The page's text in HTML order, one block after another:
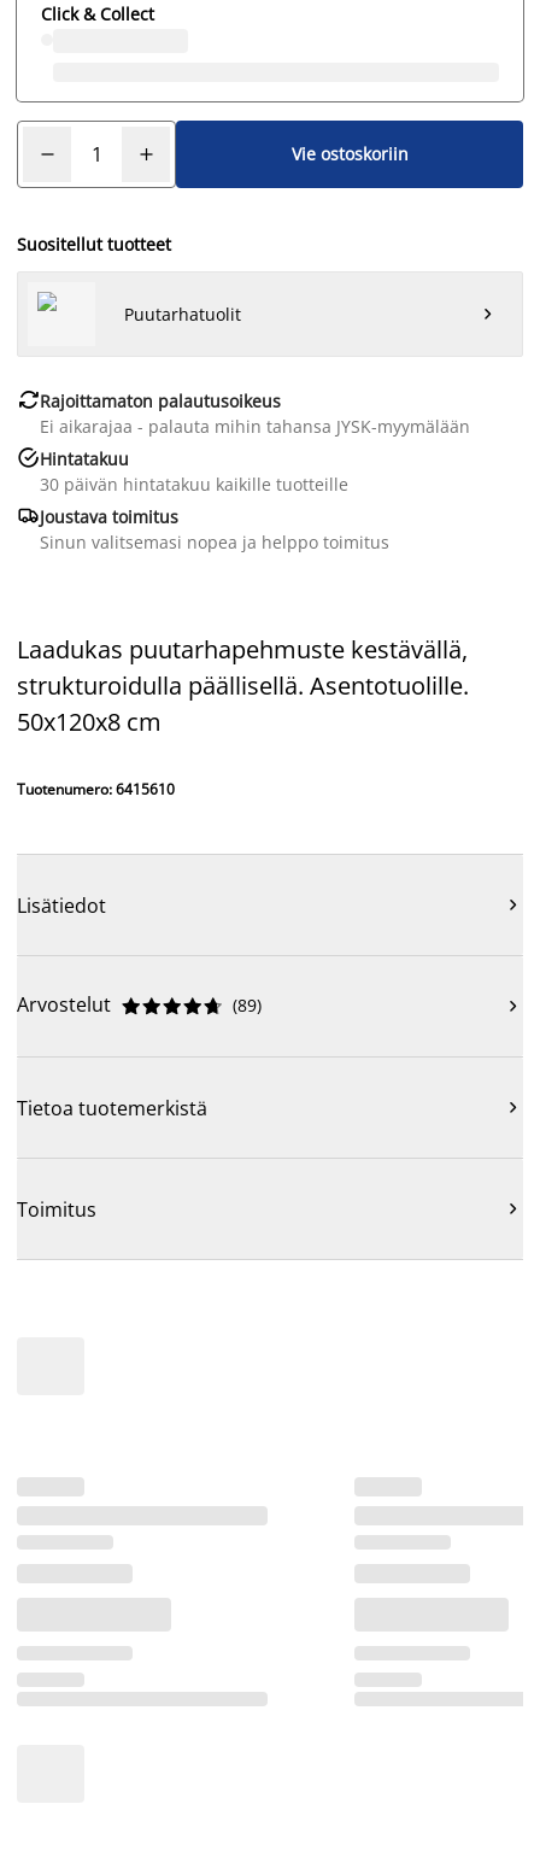
Click & Collect
Vie ostoskoriin
Suositellut tuotteet
Puutarhatuolit 
Rajoittamaton palautusoikeus
Ei aikarajaa - palauta mihin tahansa JYSK-myymälään
Hintatakuu
30 päivän hintatakuu kaikille tuotteille
Joustava toimitus
Sinun valitsemasi nopea ja helppo toimitus
Laadukas puutarhapehmuste kestävällä,
strukturoidulla päällisellä. Asentotuolille.
50x120x8 cm
Tuotenumero: 6415610
Lisätiedot 
Arvostelut 




 (89) 
Tietoa tuotemerkistä 
Toimitus 